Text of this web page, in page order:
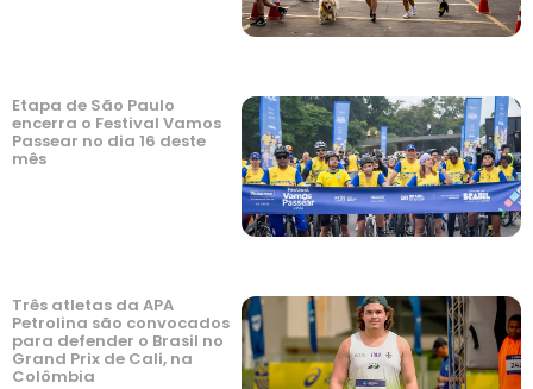
Etapa de São Paulo
encerra o Festival Vamos
Passear no dia 16 deste
mês
Três atletas da APA
Petrolina são convocados
para defender o Brasil no
Grand Prix de Cali, na
Colômbia